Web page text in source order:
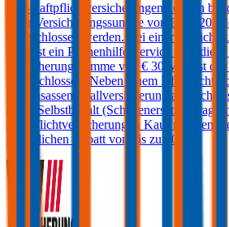
Kfz-Haftpflichtversicherungen können bei
einer Versicherungssumme von € 10, 20
abgeschlossen werden. Bei einer
Mio. ist ein Pannenhilfe-Service
Versicherungssumme von € 30 Mio. ist die
eingeschlossen. Neben einem Kfz-
Kfz-Insassenunfallversicherung
einen Selbstbehalt (Schadenersatzbeitrag)
Haftpflichtversicherung in Kauf nehmen,
zusätzlichen Rabatt von bis zu 20%.